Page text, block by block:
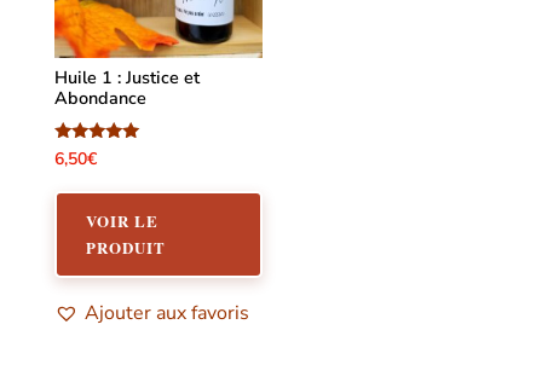
Huile 1 : Justice et
Abondance
Note
5.00
6,50€
VOIR LE
PRODUIT
Ajouter aux favoris